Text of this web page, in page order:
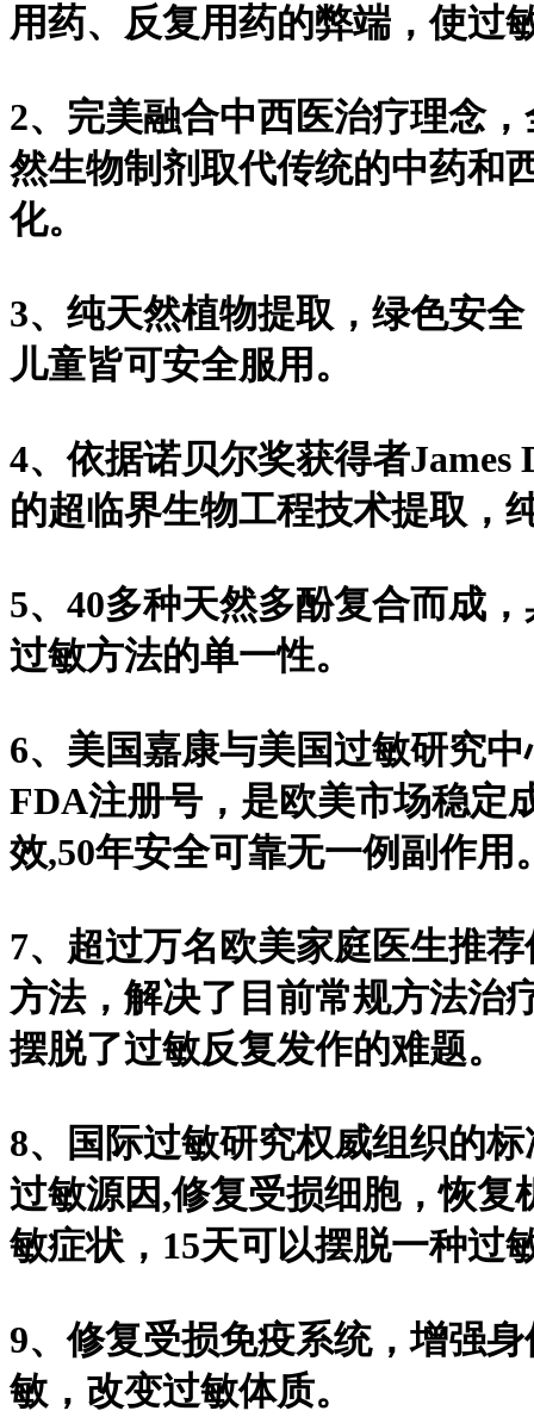
用药、反复用药的弊端，使过
2、完美融合中西医治疗理念
然生物制剂取代传统的中药和
化。
3、纯天然植物提取，绿色安
儿童皆可安全服用。
4、依据诺贝尔奖获得者James
的超临界生物工程技术提取，
5、40多种天然多酚复合而成
过敏方法的单一性。
6、美国嘉康与美国过敏研究
FDA注册号，是欧美市场稳定
效,50年安全可靠无一例副作用
7、超过万名欧美家庭医生推
方法，解决了目前常规方法治
摆脱了过敏反复发作的难题。
8、国际过敏研究权威组织的
过敏源因,修复受损细胞，恢
敏症状，15天可以摆脱一种过
9、修复受损免疫系统，增强
敏，改变过敏体质。